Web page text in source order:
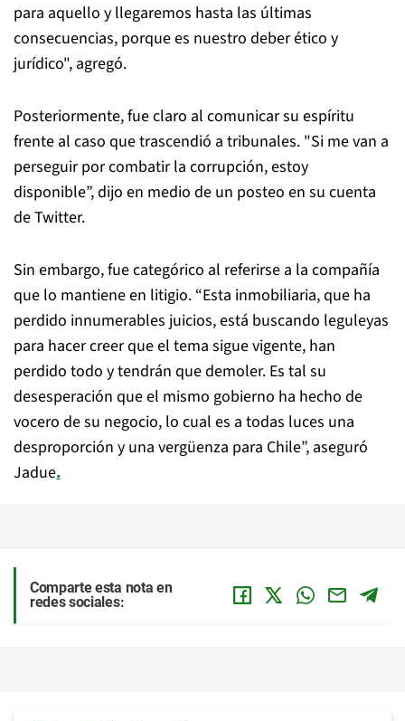
para aquello y llegaremos hasta las últimas
consecuencias, porque es nuestro deber ético y
jurídico", agregó.
Posteriormente, fue claro al comunicar su espíritu
frente al caso que trascendió a tribunales. "Si me van a
perseguir por combatir la corrupción, estoy
disponible”, dijo en medio de un posteo en su cuenta
de Twitter.
Sin embargo, fue categórico al referirse a la compañía
que lo mantiene en litigio. “Esta inmobiliaria, que ha
perdido innumerables juicios, está buscando leguleyas
para hacer creer que el tema sigue vigente, han
perdido todo y tendrán que demoler. Es tal su
desesperación que el mismo gobierno ha hecho de
vocero de su negocio, lo cual es a todas luces una
desproporción y una vergüenza para Chile”, aseguró
Jadue.
Comparte esta nota en
redes sociales: